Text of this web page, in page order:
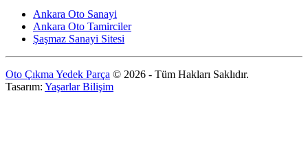
Ankara Oto Sanayi
Ankara Oto Tamirciler
Şaşmaz Sanayi Sitesi
Oto Çıkma Yedek Parça © 2026 - Tüm Hakları Saklıdır.
Tasarım: Yaşarlar Bilişim